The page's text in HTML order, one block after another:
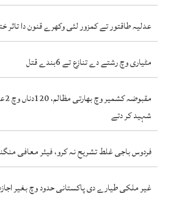
عدلیہ طاقتور تے کمزور لئی وکھرے قنون دا تاثر
مٹیاری وچ رشتے دے تنازع تے 6بندے قتل
شہید کر دتے
فردوس باجی غلط تشریح نہ کرو، فیئر معافی
غیر ملکی طیارے دی پاکستانی حدود وچ بغیر